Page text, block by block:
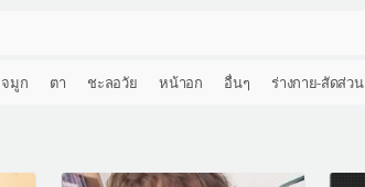
จมูก ตา ชะลอวัย หน้าอก อื่นๆ ร่างกาย-สัดส่วน